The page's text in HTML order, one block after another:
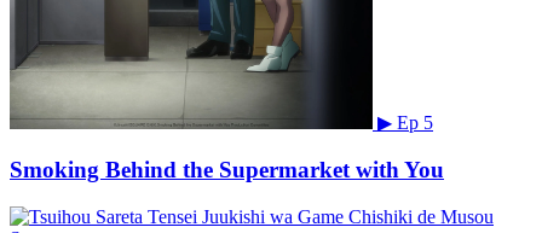
▶ Ep 5
Smoking Behind the Supermarket with You